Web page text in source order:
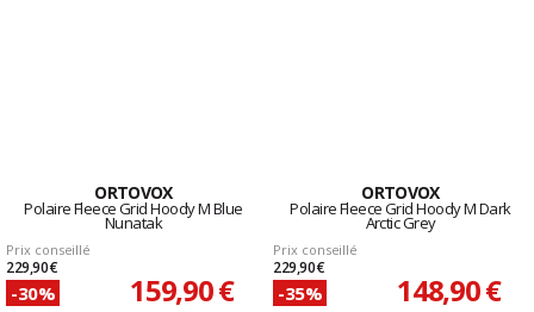
ORTOVOX
Polaire Fleece Grid Hoody M Blue
Nunatak
Prix conseillé
229,90 €
-30% 159,90 €
ORTOVOX
Polaire Fleece Grid Hoody M Dark
Arctic Grey
Prix conseillé
229,90 €
-35% 148,90 €